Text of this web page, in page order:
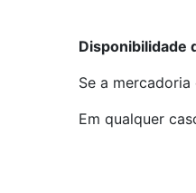
Disponibilidade
Se a
Em qualquer